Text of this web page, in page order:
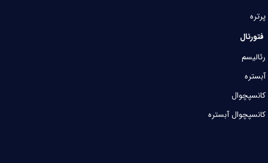
پرتره
فتورئال
رئالیسم
آبستره
کانسپچوال
کانسپچوال آبستره